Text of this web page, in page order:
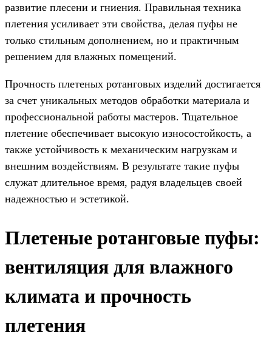
развитие плесени и гниения. Правильная техника
плетения усиливает эти свойства, делая пуфы не
только стильным дополнением, но и практичным
решением для влажных помещений.
Прочность плетеных ротанговых изделий достигается
за счет уникальных методов обработки материала и
профессиональной работы мастеров. Тщательное
плетение обеспечивает высокую износостойкость, а
также устойчивость к механическим нагрузкам и
внешним воздействиям. В результате такие пуфы
служат длительное время, радуя владельцев своей
надежностью и эстетикой.
Плетеные ротанговые пуфы:
вентиляция для влажного
климата и прочность
плетения